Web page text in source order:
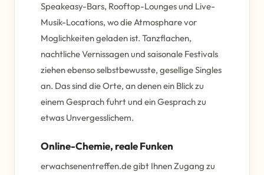
Speakeasy-Bars, Rooftop-Lounges und Live-
Musik-Locations, wo die Atmosphare vor
Moglichkeiten geladen ist. Tanzflachen,
nachtliche Vernissagen und saisonale Festivals
ziehen ebenso selbstbewusste, gesellige Singles
an. Das sind die Orte, an denen ein Blick zu
einem Gesprach fuhrt und ein Gesprach zu
etwas Unvergesslichem.
Online-Chemie, reale Funken
erwachsenentreffen.de gibt Ihnen Zugang zu